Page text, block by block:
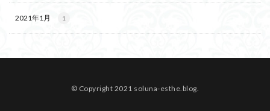
2021年1月 1
© Copyright 2021 soluna-esthe.blog.